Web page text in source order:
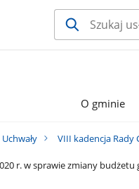
O gminie
Uchwały
VIII kadencja Rady
r. w sprawie zmiany